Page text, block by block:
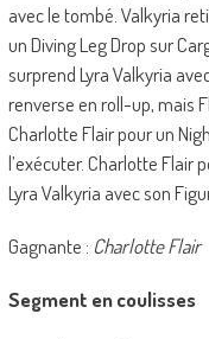
avec le tombé. Valkyria
un Diving Leg Drop sur
surprend Lyra Valkyria
renverse en roll-up, mais
Charlotte Flair pour un
l’exécuter. Charlotte Flair
Lyra Valkyria avec son
Gagnante : Charlotte Flair
Segment en coulisses